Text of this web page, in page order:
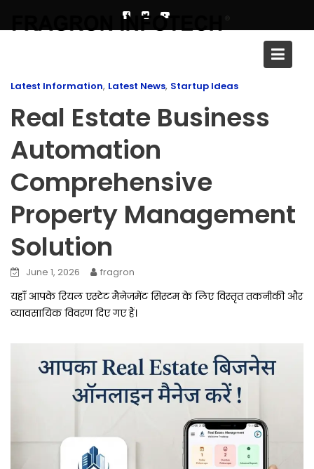
Blog
Latest Information, Latest News, Startup Ideas
Real Estate Business
Automation
Comprehensive
Property Management
Solution
June 1, 2026 fragron
यहाँ आपके रियल एस्टेट मैनेजमेंट सिस्टम के लिए विस्तृत तकनीकी और
व्यावसायिक विवरण दिए गए हैं।